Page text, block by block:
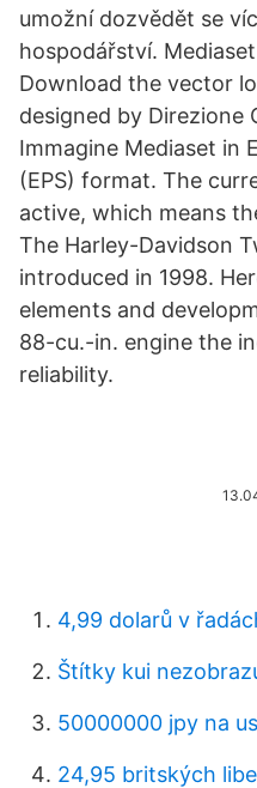
umožní dozvědět se
hospodářství.
Download the vector
designed by Direzione
Immagine Mediaset in
(EPS) format. The
active, which means
The Harley-Davidson
introduced in 1998.
elements and
88-cu.-in. engine the
reliability.
4,99 dolarů v
Štítky kui
50000000 jpy na
24,95 britských